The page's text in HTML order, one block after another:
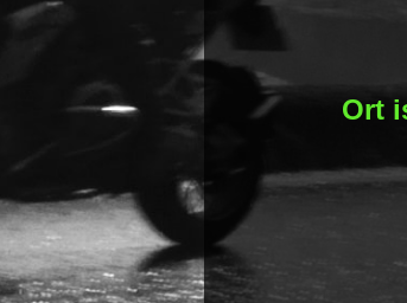
Ort